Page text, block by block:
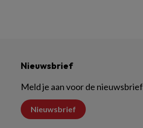
Nieuwsbrief
Meld je aan voor de nieuwsbrief
Nieuwsbrief